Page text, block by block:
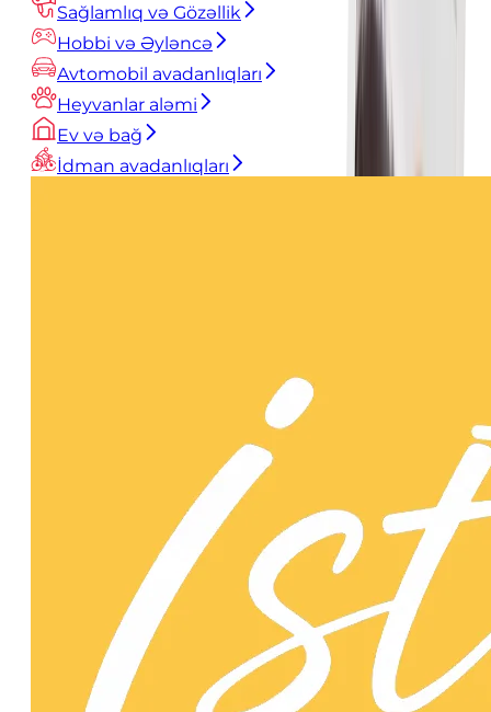
Sağlamlıq və Gözəllik
Hobbi və Əyləncə
Avtomobil avadanlıqları
Heyvanlar aləmi
Ev və bağ
İdman avadanlıqları